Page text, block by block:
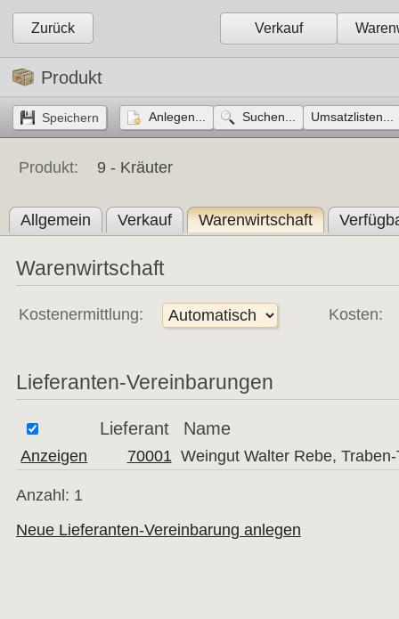
Zurück Verkauf
Produkt
Anlegen... Suchen... Umsatzlisten...
Produkt: 9 - Kräuter
Allgemein Verkauf Warenwirtschaft
Warenwirtschaft
Kostenermittlung: Kosten:
Lieferanten-Vereinbarungen
Lieferant Name
Anzeigen 70001 Weingut Walter Rebe,
Anzahl: 1
Neue Lieferanten-Vereinbarung anlegen